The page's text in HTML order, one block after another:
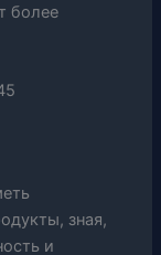
более
зная,
и